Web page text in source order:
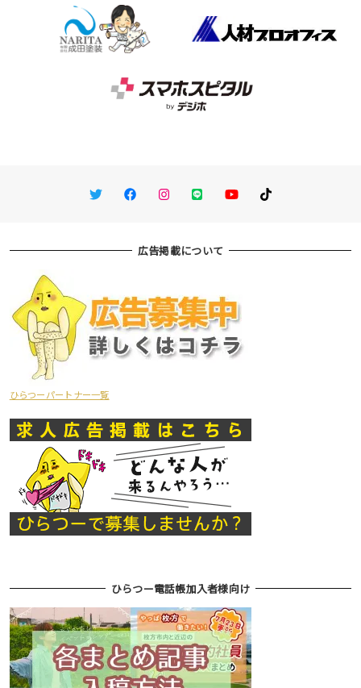
TwitterFacebookInstagram
LINE You TubeTikTok
広告掲載について
ひらつーパートナー一覧
ひらつー電話帳加入者様向け